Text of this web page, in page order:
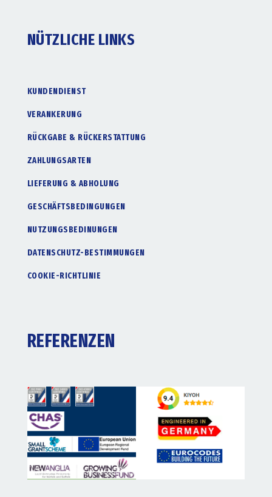
NÜTZLICHE LINKS
KUNDENDIENST
VERANKERUNG
RÜCKGABE & RÜCKERSTATTUNG
ZAHLUNGSARTEN
LIEFERUNG & ABHOLUNG
GESCHÄFTSBEDINGUNGEN
NUTZUNGSBEDINUNGEN
DATENSCHUTZ-BESTIMMUNGEN
COOKIE-RICHTLINIE
REFERENZEN